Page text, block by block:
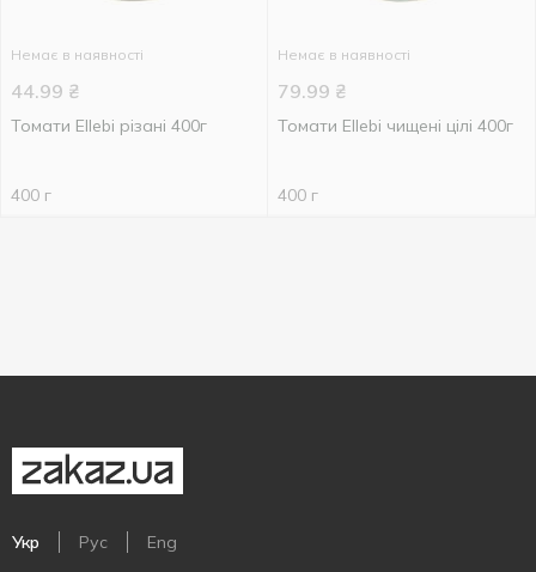
Немає в наявності
44.99 ₴
Томати Ellebi різані 400г
400 г
Немає в наявності
79.99 ₴
Томати Ellebi чищені цілі 400г
400 г
Укр Рус Eng